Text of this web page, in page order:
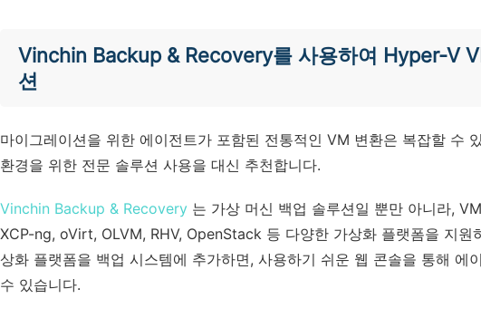
Vinchin Backup & Recovery를 사용하여 Hyper-V
션
마이그레이션을 위한 에이전트가 포함된 전통적인 VM 변환은 복잡할 수
환경을 위한 전문 솔루션 사용을 대신 추천합니다.
Vinchin Backup & Recovery 는 가상 머신 백업 솔루션일 뿐만 아니라,
XCP-ng, oVirt, OLVM, RHV, OpenStack 등 다양한 가상화 플랫폼을 지
상화 플랫폼을 백업 시스템에 추가하면, 사용하기 쉬운 웹 콘솔을 통해 에
수 있습니다.